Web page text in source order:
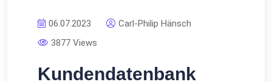
06.07.2023
Carl-Philip Hänsch
3877 Views
Kundendatenbank